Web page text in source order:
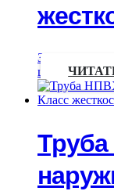
Запрос
цены